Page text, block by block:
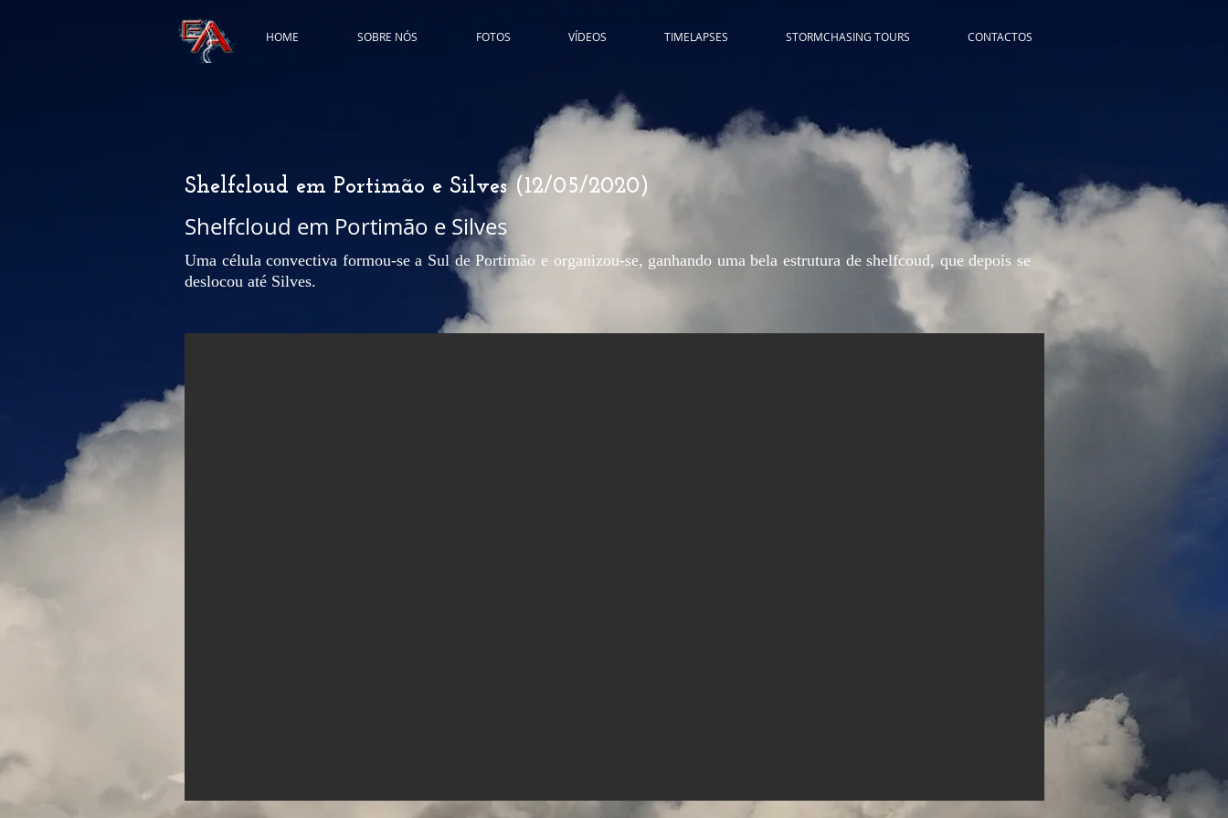
HOME SOBRE NÓS FOTOS VÍDEOS TIMELAPSES STORMCHASING TOURS CONTACTOS
Shelfcloud em Portimão e Silves (12/05/2020)
Shelfcloud em Portimão e Silves
Uma célula convectiva formou-se a Sul de Portimão e organizou-se, ganhando uma bela estrutura de shelfcoud, que depois se
deslocou até Silves.